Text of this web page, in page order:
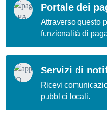
Portale dei
Attraverso questo
funzionalità di
Servizi di
Ricevi
pubblici locali.